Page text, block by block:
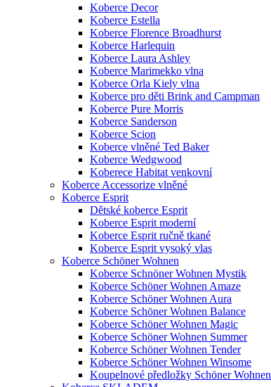
Koberce Decor
Koberce Estella
Koberce Florence Broadhurst
Koberce Harlequin
Koberce Laura Ashley
Koberce Marimekko vlna
Koberce Orla Kiely vlna
Koberce pro děti Brink and Campman
Koberce Pure Morris
Koberce Sanderson
Koberce Scion
Koberce vlněné Ted Baker
Koberce Wedgwood
Koberece Habitat venkovní
Koberce Accessorize vlněné
Koberce Esprit
Dětské koberce Esprit
Koberce Esprit moderní
Koberce Esprit ručně tkané
Koberce Esprit vysoký vlas
Koberce Schöner Wohnen
Koberce Schnöner Wohnen Mystik
Koberce Schöner Wohnen Amaze
Koberce Schöner Wohnen Aura
Koberce Schöner Wohnen Balance
Koberce Schöner Wohnen Magic
Koberce Schöner Wohnen Summer
Koberce Schöner Wohnen Tender
Koberce Schöner Wohnen Winsome
Koupelnové předložky Schöner Wohnen